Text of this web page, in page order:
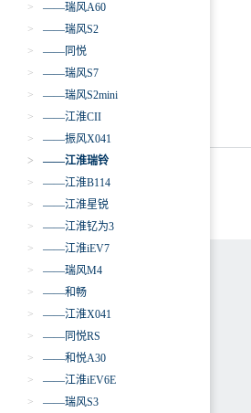
>
——瑞风A60
>
——瑞风S2
>
——同悦
>
——瑞风S7
>
——瑞风S2mini
>
——江淮CII
>
——振风X041
>
——江淮瑞铃
>
——江淮B114
>
——江淮星锐
>
——江淮钇为3
>
——江淮iEV7
>
——瑞风M4
>
——和畅
>
——江淮X041
>
——同悦RS
>
——和悦A30
>
——江淮iEV6E
>
——瑞风S3